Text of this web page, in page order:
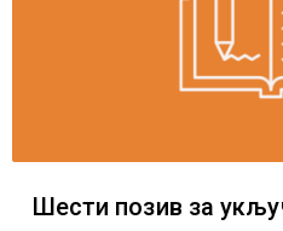
Шести позив за